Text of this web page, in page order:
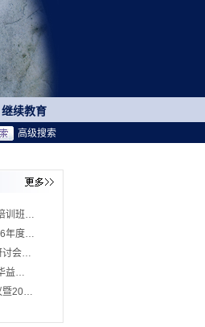
继续教育
高级搜索
训班…
年度…
讨会…
益…
暨20…